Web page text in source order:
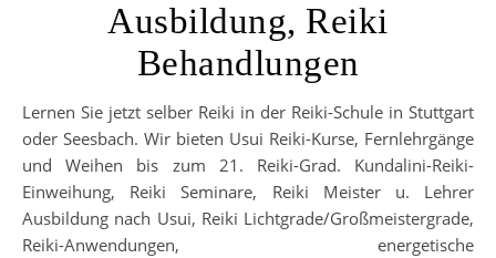
Ausbildung, Reiki
Behandlungen
Lernen Sie jetzt selber Reiki in der Reiki-Schule in Stuttgart
oder Seesbach. Wir bieten Usui Reiki-Kurse, Fernlehrgänge
und Weihen bis zum 21. Reiki-Grad. Kundalini-Reiki-
Einweihung, Reiki Seminare, Reiki Meister u. Lehrer
Ausbildung nach Usui, Reiki Lichtgrade/Großmeistergrade,
Reiki-Anwendungen, energetische